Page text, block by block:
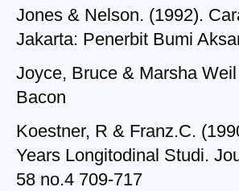
Jones & Nelson. (1992).
Jakarta: Penerbit Bumi
Joyce, Bruce & Marsha
Bacon
Koestner, R & Franz.C.
Years Longitodinal Studi.
58 no.4 709-717